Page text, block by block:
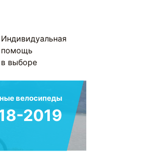
Индивидуальная
помощь
в выборе
велосипеды
2019